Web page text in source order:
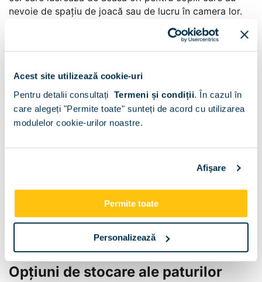
Acest site utilizează cookie-uri
Pentru detalii consultați Termeni și condiții. În cazul în
care alegeți "Permite toate" sunteți de acord cu utilizarea
modulelor cookie-urilor noastre.
Afişare
Permite toate
Personalizează
nevoie de spațiu de joacă sau de lucru în camera lor.
Ansamblu birou cu dulap de haine
Opțiuni de stocare ale paturilor